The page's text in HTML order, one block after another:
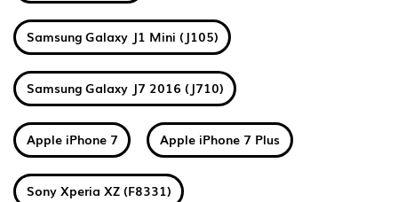
Samsung Galaxy J1 Mini (J105)
Samsung Galaxy J7 2016 (J710)
Apple iPhone 7 Apple iPhone 7 Plus
Sony Xperia XZ (F8331)